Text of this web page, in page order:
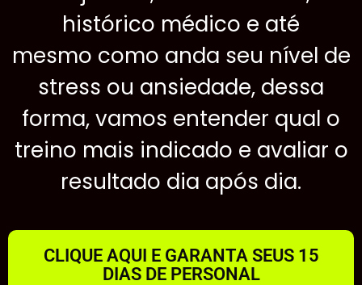
histórico médico e até
mesmo como anda seu nível de
stress ou ansiedade, dessa
forma, vamos entender qual o
treino mais indicado e avaliar o
resultado dia após dia.
CLIQUE AQUI E GARANTA SEUS 15
DIAS DE PERSONAL